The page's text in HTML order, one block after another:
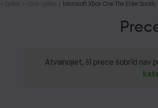
Spēles Xbox spēles Microsoft Xbox One The Elder
Atvainojiet, šī prece šobrīd nav